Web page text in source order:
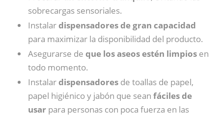
sobrecargas sensoriales.
Instalar dispensadores de gran capacidad
para maximizar la disponibilidad del producto.
Asegurarse de que los aseos estén limpios en
todo momento.
Instalar dispensadores de toallas de papel,
papel higiénico y jabón que sean fáciles de
usar para personas con poca fuerza en las